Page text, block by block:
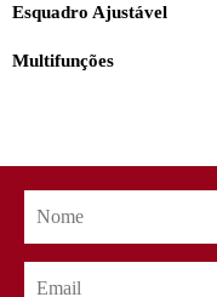
Esquadro Ajustável
Multifunções